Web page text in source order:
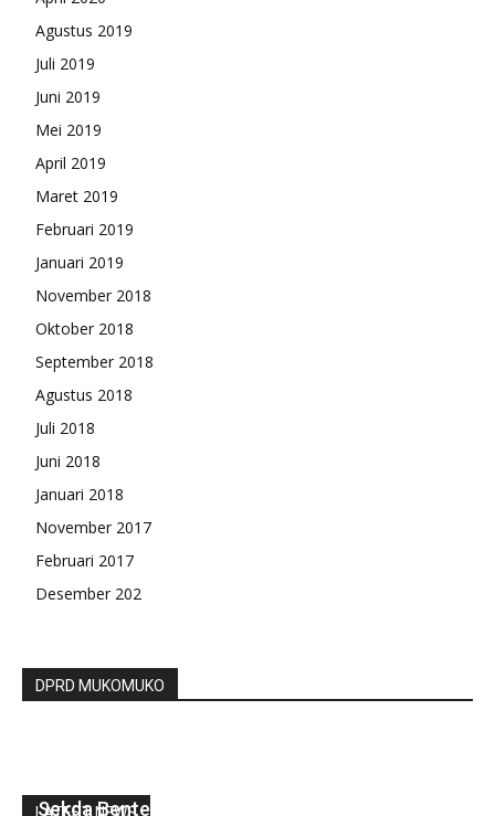
Agustus 2019
Juli 2019
Juni 2019
Mei 2019
April 2019
Maret 2019
Februari 2019
Januari 2019
November 2018
Oktober 2018
September 2018
Agustus 2018
Juli 2018
Juni 2018
Januari 2018
November 2017
Februari 2017
Desember 202
DPRD MUKOMUKO
Sekda Benteng Tetap Lanjut